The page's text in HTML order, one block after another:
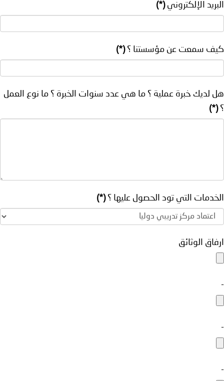
البريد الإلكتروني (*)
كيف سمعت عن مؤسستنا ؟(*)
هل لديك خبرة عملية ؟ ما هي عدد سنوات الخبرة ؟ ما نوع العمل
؟(*)
الخدمات التي تود الحصول عليها ؟ (*)
ارفاق الوثائق
-
-
-